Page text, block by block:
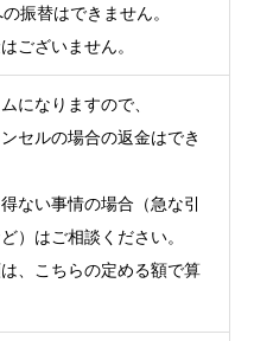
振替はできません。
ございません。
になりますので、
セルの場合の返金はでき
ない事情の場合（急な引
）はご相談ください。
、こちらの定める額で算